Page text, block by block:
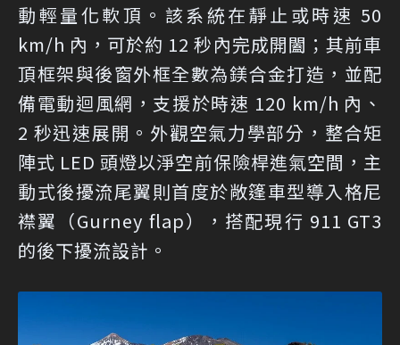
動輕量化軟頂。該系統在靜止或時速 50
km/h 內，可於約 12 秒內完成開闔；其前車
頂框架與後窗外框全數為鎂合金打造，並配
備電動迴風網，支援於時速 120 km/h 內、
2 秒迅速展開。外觀空氣力學部分，整合矩
陣式 LED 頭燈以淨空前保險桿進氣空間，主
動式後擾流尾翼則首度於敞篷車型導入格尼
襟翼（Gurney flap），搭配現行 911 GT3
的後下擾流設計。